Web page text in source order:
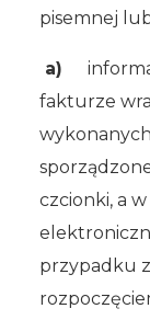
pisemnej
a)
fakturze
czcionki, a
przypadku